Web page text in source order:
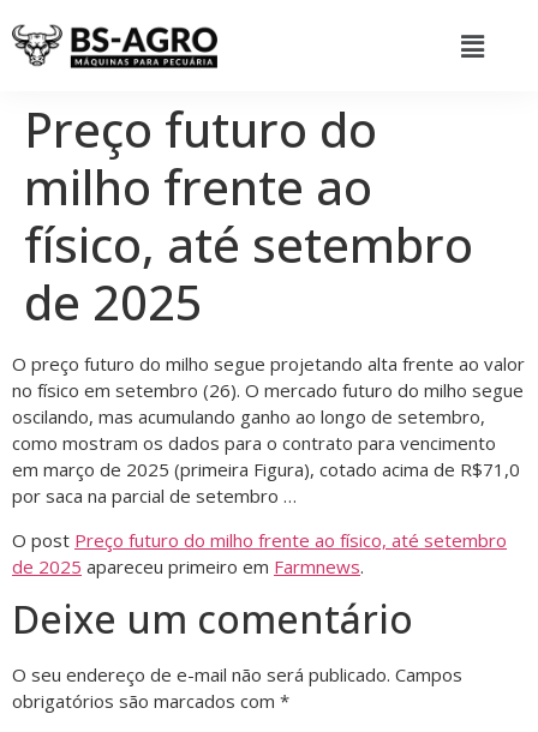
Preço futuro do
milho frente ao
físico, até setembro
de 2025
O preço futuro do milho segue projetando alta frente ao valor
no físico em setembro (26). O mercado futuro do milho segue
oscilando, mas acumulando ganho ao longo de setembro,
como mostram os dados para o contrato para vencimento
em março de 2025 (primeira Figura), cotado acima de R$71,0
por saca na parcial de setembro …
O post Preço futuro do milho frente ao físico, até setembro
de 2025 apareceu primeiro em Farmnews.
Deixe um comentário
O seu endereço de e-mail não será publicado. Campos
obrigatórios são marcados com *